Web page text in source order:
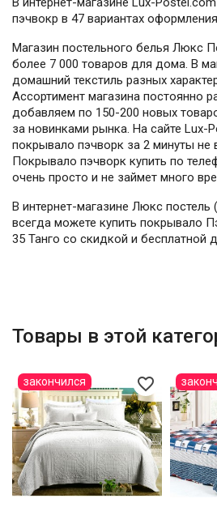
пэчвокр в 47 вариантах
Магазин постельного белья Люкс
более 7 000 товаров для дома. В
домашний текстиль разных
Ассортимент магазина постоянно
добавляем по 150-200 новых
за новинками рынка. На сайте Lux-
покрывало пэчворк за 2 минуты не
Покрывало пэчворк купить по
очень просто и не займет много
В интернет-магазине Люкс
всегда можете купить покрывало
35 Танго со скидкой и бесплатной
Товары в этой
favorite_border
закончился